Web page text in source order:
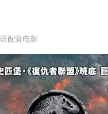
配音电影